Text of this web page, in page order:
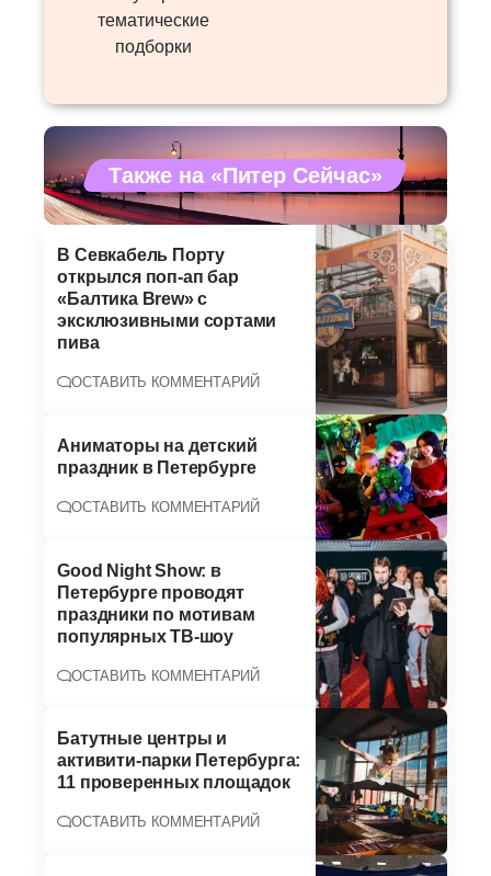
тематические
подборки
Также на «Питер Сейчас»
В Севкабель Порту
открылся поп-ап бар
«Балтика Brew» с
эксклюзивными сортами
пива
ОСТАВИТЬ КОММЕНТАРИЙ
Аниматоры на детский
праздник в Петербурге
ОСТАВИТЬ КОММЕНТАРИЙ
Good Night Show: в
Петербурге проводят
праздники по мотивам
популярных ТВ-шоу
ОСТАВИТЬ КОММЕНТАРИЙ
Батутные центры и
активити-парки Петербурга:
11 проверенных площадок
ОСТАВИТЬ КОММЕНТАРИЙ